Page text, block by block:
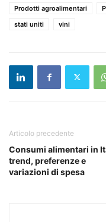
Prodotti agroalimentari
stati uniti
vini
Articolo precedente
Consumi alimentari in
trend, preferenze e
variazioni di spesa